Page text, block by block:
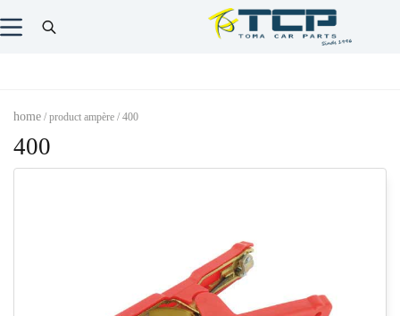
home / product ampère / 400
400